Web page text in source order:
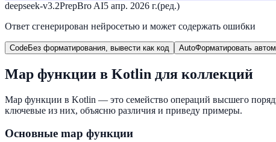
deepseek-v3.2PrepBro AI5 апр. 2026 г.(ред.)
Ответ сгенерирован нейросетью и может содержать ошибки
CodeБез форматирования, вывести как код AutoФорматировать
Map функции в Kotlin для коллекций
Map функции в Kotlin — это семейство операций высшего
ключевые из них, объясню различия и приведу примеры.
Основные map функции